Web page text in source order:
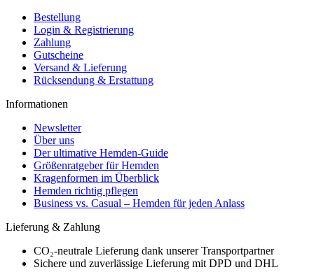
Bestellung
Login & Registrierung
Zahlung
Gutscheine
Versand & Lieferung
Rücksendung & Erstattung
Informationen
Newsletter
Über uns
Der ultimative Hemden-Guide
Größenratgeber für Hemden
Kragenformen im Überblick
Hemden richtig pflegen
Business vs. Casual – Hemden für jeden Anlass
Lieferung & Zahlung
CO₂-neutrale Lieferung dank unserer Transportpartner
Sichere und zuverlässige Lieferung mit DPD und DHL